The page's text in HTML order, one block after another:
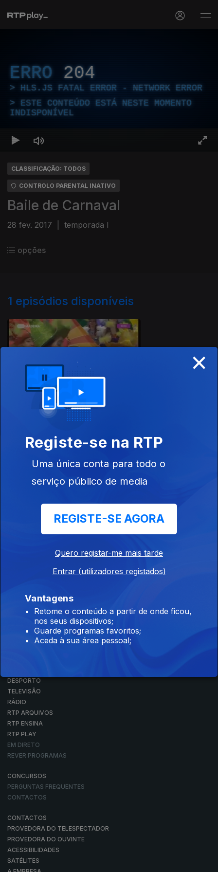
ERRO 204
HLS.JS FATAL ERROR - NETWORK ERROR
ESTE CONTEÚDO ESTÁ NESTE MOMENTO
INDISPONÍVEL
CLASSIFICAÇÃO: TODOS
CONTROLO PARENTAL INATIVO
Baile de Carnaval
28 fev. 2017 temporada I
opções
1 episódios disponíveis
276119
Instale a aplicaçãoRTP Play
Disponível para iOS, Android, Apple TV, Android TV e
DESPORTO
TELEVISÃO
RÁDIO
RTP ARQUIVOS
RTP ENSINA
RTP PLAY
EM DIRETO
REVER PROGRAMAS
CONCURSOS
PERGUNTAS FREQUENTES
CONTACTOS
CONTACTOS
PROVEDORA DO TELESPECTADOR
PROVEDORA DO OUVINTE
ACESSIBILIDADES
SATÉLITES
×
Registe-se na RTP
Uma única conta para todo o
serviço público de media
REGISTE-SE AGORA
Quero registar-me mais tarde
Entrar (utilizadores registados)
Vantagens
Retome o conteúdo a partir de onde ficou,
nos seus dispositivos;
Guarde programas favoritos;
Aceda à sua área pessoal;